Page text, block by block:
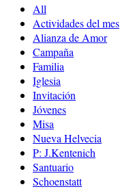
All
Actividades del mes
Alianza de Amor
Campaña
Familia
Iglesia
Invitación
Jóvenes
Misa
Nueva Helvecia
P: J.Kentenich
Santuario
Schoenstatt